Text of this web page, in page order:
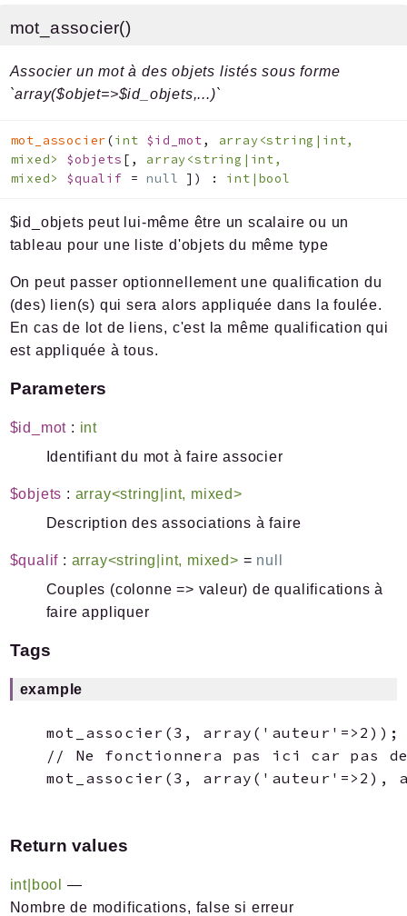
mot_associer()
Associer un mot à des objets listés sous forme
`array($objet=>$id_objets,...)`
mot_associer(int $id_mot, array<string|int,
mixed> $objets [ , array<string|int,
mixed> $qualif =null ] ) : int|bool
$id_objets peut lui-même être un scalaire ou un
tableau pour une liste d'objets du même type
On peut passer optionnellement une qualification du
(des) lien(s) qui sera alors appliquée dans la foulée.
En cas de lot de liens, c'est la même qualification qui
est appliquée à tous.
Parameters
$id_mot : int
Identifiant du mot à faire associer
$objets : array<string|int, mixed>
Description des associations à faire
$qualif : array<string|int, mixed> = null
Couples (colonne => valeur) de qualifications à
faire appliquer
Tags
example
mot_associer(3, array('auteur'=>2));
// Ne fonctionnera pas ici car pas
Return values
int|bool
—
Nombre de modifications, false si erreur